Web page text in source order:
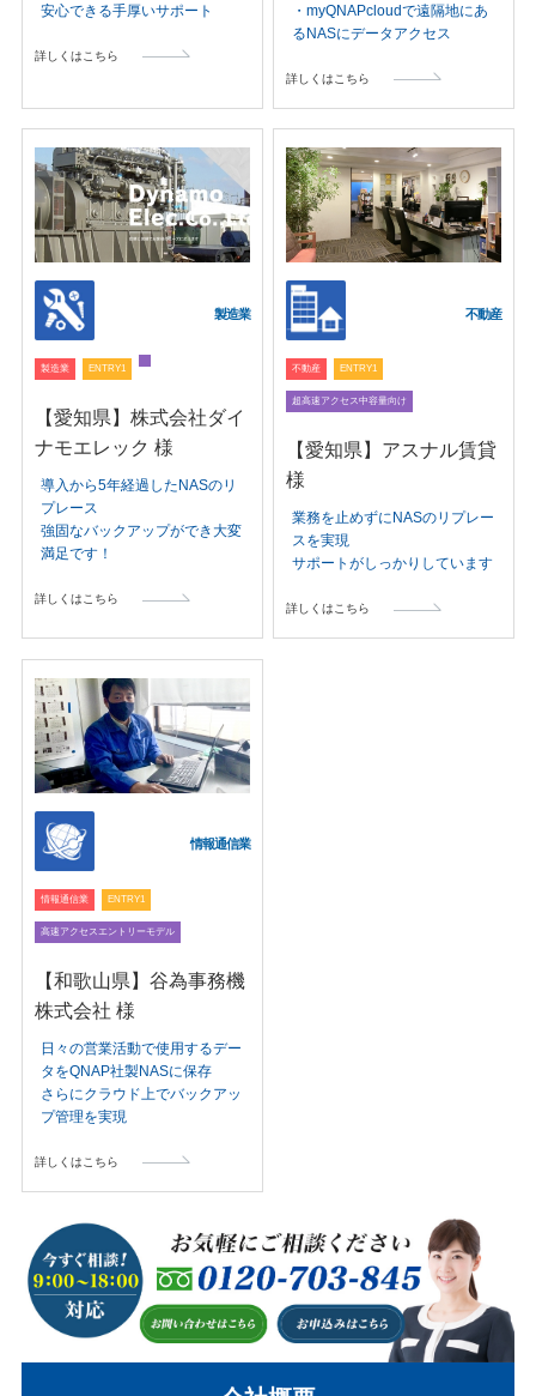
安心できる手厚いサポート
詳しくはこちら
・myQNAPcloudで遠隔地にあ
るNASにデータアクセス
詳しくはこちら
製造業
製造業 ENTRY1
【愛知県】株式会社ダイ
ナモエレック 様
導入から5年経過したNASのリ
プレース
強固なバックアップができ大変
満足です！
詳しくはこちら
不動産
不動産 ENTRY1
超高速アクセス中容量向け
【愛知県】アスナル賃貸
様
業務を止めずにNASのリプレー
スを実現
サポートがしっかりしています
詳しくはこちら
情報通信業
情報通信業 ENTRY1
高速アクセスエントリーモデル
【和歌山県】谷為事務機
株式会社 様
日々の営業活動で使用するデー
タをQNAP社製NASに保存
さらにクラウド上でバックアッ
プ管理を実現
詳しくはこちら